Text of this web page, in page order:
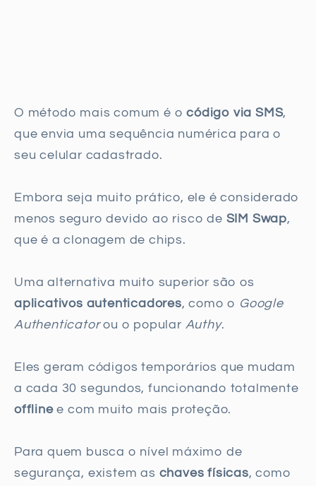
O método mais comum é ocódigo via SMS,
que envia uma sequência numérica para o
seu celular cadastrado.
Embora seja muito prático, ele é considerado
menos seguro devido ao risco de SIM Swap,
que é a clonagem de chips.
Uma alternativa muito superior são os
aplicativos autenticadores, como o Google
Authenticatorou o popular Authy.
Eles geram códigos temporários que mudam
a cada 30 segundos, funcionando totalmente
offlinee com muito mais proteção.
Para quem busca o nível máximo de
segurança, existem as chaves físicas, como